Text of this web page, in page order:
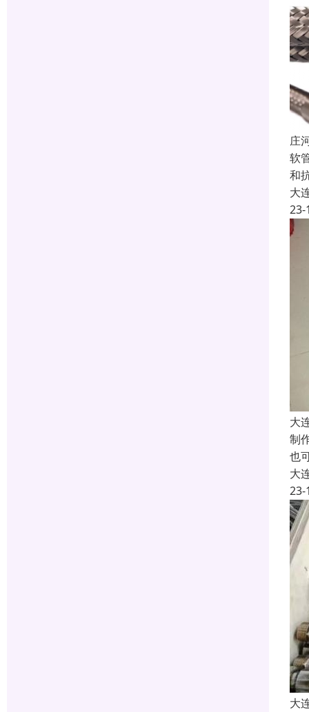
庄
软
和
大
23-
大
制
也
大
23-
大